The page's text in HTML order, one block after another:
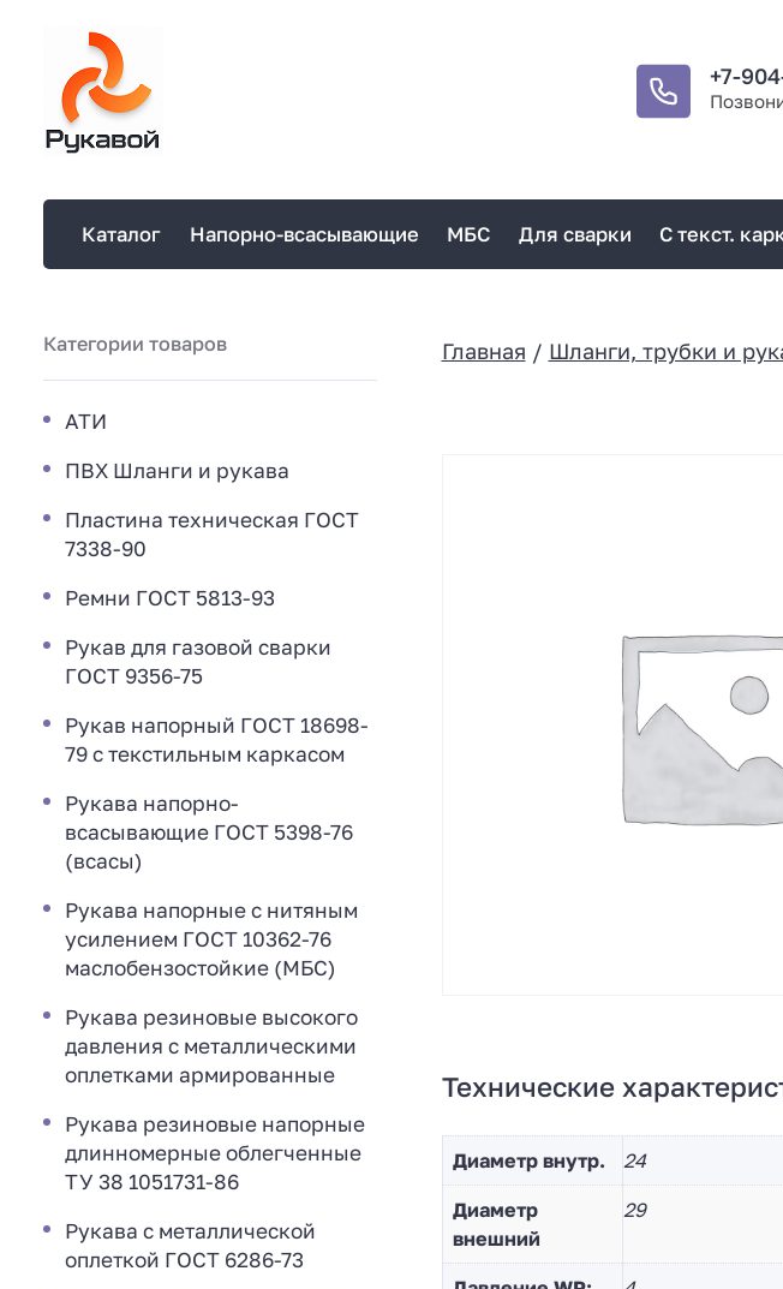
+7-
Каталог Напорно-всасывающие МБС Для сварки С текст.
Главная / Шланги, трубки и
Технические
Диаметр внутр. 24
Диaметр
внешний
29
Категории товаров
АТИ
ПВХ Шланги и рукава
Пластина техническая ГОСТ
7338-90
Ремни ГОСТ 5813-93
Рукав для газовой сварки
ГОСТ 9356-75
Рукав напорный ГОСТ 18698-
79 с текстильным каркасом
Рукава напорно-
всасывающие ГОСТ 5398-76
(всасы)
Рукава напорные с нитяным
усилением ГОСТ 10362-76
маслобензостойкие (МБС)
Рукава резиновые высокого
давления с металлическими
оплетками армированные
Рукава резиновые напорные
длинномерные облегченные
ТУ 38 1051731-86
Рукава с металлической
оплеткой ГОСТ 6286-73